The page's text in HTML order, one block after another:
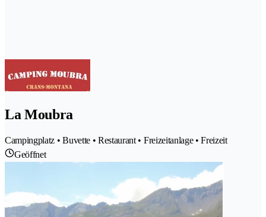
La Moubra
Campingplatz • Buvette • Restaurant • Freizeitanlage • Freizeit
Geöffnet